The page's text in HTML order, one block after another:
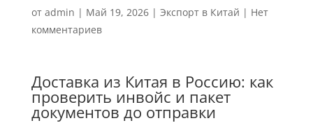
от admin | Май 19, 2026| Экспорт в Китай | Нет
комментариев
Доставка из Китая в Россию: как
проверить инвойс и пакет
документов до отправки